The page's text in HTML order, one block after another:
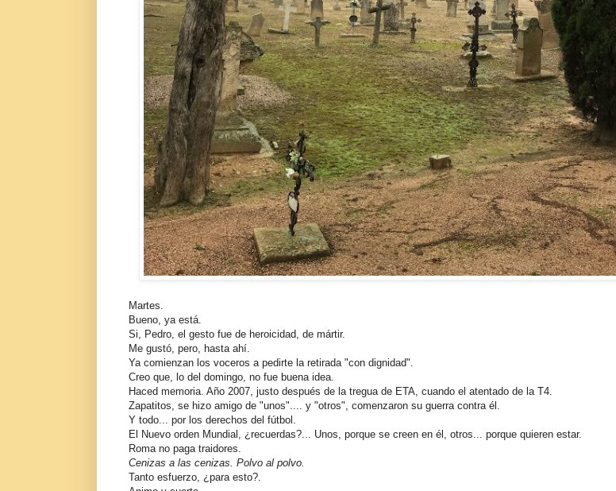
Martes.
Bueno, ya está.
Si, Pedro, el gesto fue de heroicidad, de mártir.
Me gustó, pero, hasta ahí.
Ya comienzan los voceros a pedirte la retirada "con dignidad".
Creo que, lo del domingo, no fue buena idea.
Haced memoria. Año 2007, justo después de la tregua de ETA, cuando el atentado de la T4.
Zapatitos, se hizo amigo de "unos".... y "otros", comenzaron su guerra contra él.
Y todo... por los derechos del fútbol.
El Nuevo orden Mundial, ¿recuerdas?... Unos, porque se creen en él, otros... porque quieren estar.
Roma no paga traidores.
Cenizas a las cenizas. Polvo al polvo.
Tanto esfuerzo, ¿para esto?.